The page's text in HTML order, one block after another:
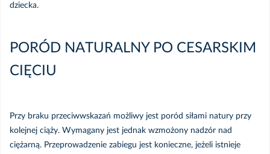
dziecka.
PORÓD NATURALNY PO CESARSKIM
CIĘCIU
Przy braku przeciwwskazań możliwy jest poród siłami natury przy
kolejnej ciąży. Wymagany jest jednak wzmożony nadzór nad
ciężarną. Przeprowadzenie zabiegu jest konieczne, jeżeli istnieje